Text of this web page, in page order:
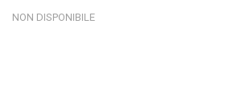
NON DISPONIBILE